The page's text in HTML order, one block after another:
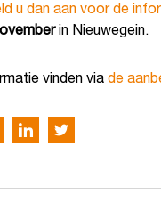
u dan aan voor de
in Nieuwegein.
vinden via de